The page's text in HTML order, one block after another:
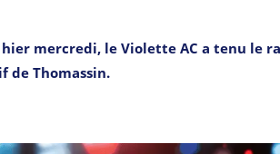
mercredi, le Violette AC a tenu le
de Thomassin.